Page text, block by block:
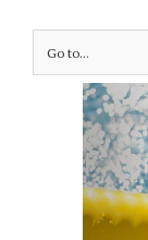
Go to...
View
Larger
Image